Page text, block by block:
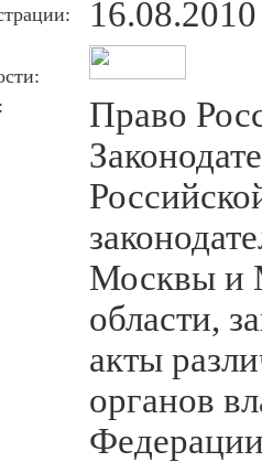
16.08.2010
Право
Москвы и
области,
акты
органов